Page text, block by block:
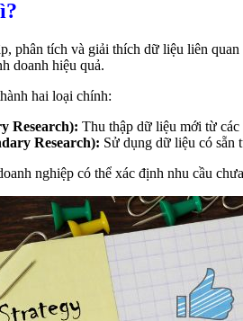
phân tích và giải thích dữ liệu liên
doanh hiệu quả.
hai loại chính:
Research): Thu thập dữ liệu mới từ
Research): Sử dụng dữ liệu có sẵn
nghiệp có thể xác định nhu cầu